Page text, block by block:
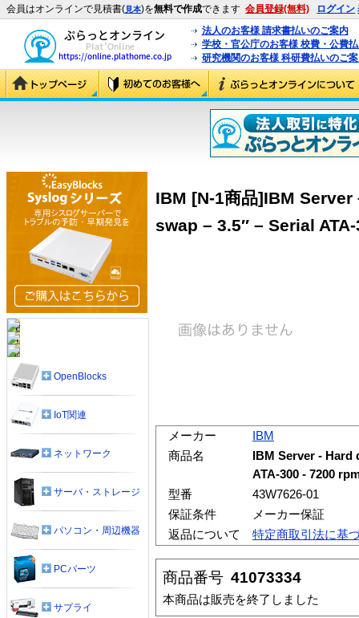
会員はオンラインで見積書(見本)を無料で作成できます 会員登録(無料) ログイン
法人のお客様 請求書払いのご案内
学校・官公庁のお客様 校費・公費
研究機関のお客様 科研費払いのご
IBM [N-1商品]IBM
swap – 3.5″ – Serial
メーカー
IBM
商品名
IBM Server -
ATA-300 - 7200
型番
43W7626-01
保証条件
メーカー保証
返品について
特定商取引法に基
商品番号 41073334
本商品は販売を終了しました
OpenBlocks
IoT関連
ネットワーク
サーバ・ストレージ
パソコン・周辺機器
PCパーツ
サプライ